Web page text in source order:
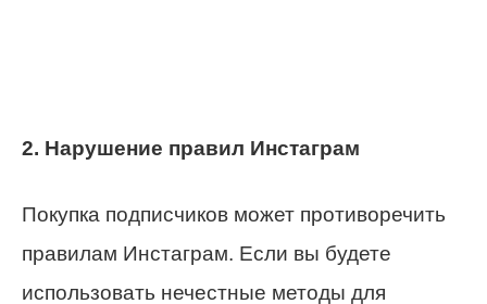
2. Нарушение правил Инстаграм
Покупка подписчиков может противоречить
правилам Инстаграм. Если вы будете
использовать нечестные методы для